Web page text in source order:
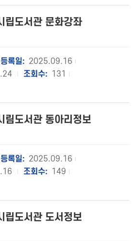
립도서관 문화강좌
2025.09.16
131
림도서관 동아리정보
2025.09.16
149
립도서관 도서정보